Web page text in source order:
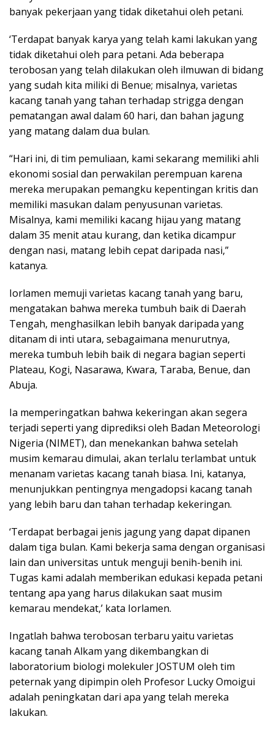
banyak pekerjaan yang tidak diketahui oleh petani.
‘Terdapat banyak karya yang telah kami lakukan yang
tidak diketahui oleh para petani. Ada beberapa
terobosan yang telah dilakukan oleh ilmuwan di bidang
yang sudah kita miliki di Benue; misalnya, varietas
kacang tanah yang tahan terhadap strigga dengan
pematangan awal dalam 60 hari, dan bahan jagung
yang matang dalam dua bulan.
“Hari ini, di tim pemuliaan, kami sekarang memiliki ahli
ekonomi sosial dan perwakilan perempuan karena
mereka merupakan pemangku kepentingan kritis dan
memiliki masukan dalam penyusunan varietas.
Misalnya, kami memiliki kacang hijau yang matang
dalam 35 menit atau kurang, dan ketika dicampur
dengan nasi, matang lebih cepat daripada nasi,”
katanya.
Iorlamen memuji varietas kacang tanah yang baru,
mengatakan bahwa mereka tumbuh baik di Daerah
Tengah, menghasilkan lebih banyak daripada yang
ditanam di inti utara, sebagaimana menurutnya,
mereka tumbuh lebih baik di negara bagian seperti
Plateau, Kogi, Nasarawa, Kwara, Taraba, Benue, dan
Abuja.
Ia memperingatkan bahwa kekeringan akan segera
terjadi seperti yang diprediksi oleh Badan Meteorologi
Nigeria (NIMET), dan menekankan bahwa setelah
musim kemarau dimulai, akan terlalu terlambat untuk
menanam varietas kacang tanah biasa. Ini, katanya,
menunjukkan pentingnya mengadopsi kacang tanah
yang lebih baru dan tahan terhadap kekeringan.
‘Terdapat berbagai jenis jagung yang dapat dipanen
dalam tiga bulan. Kami bekerja sama dengan organisasi
lain dan universitas untuk menguji benih-benih ini.
Tugas kami adalah memberikan edukasi kepada petani
tentang apa yang harus dilakukan saat musim
kemarau mendekat,’ kata Iorlamen.
Ingatlah bahwa terobosan terbaru yaitu varietas
kacang tanah Alkam yang dikembangkan di
laboratorium biologi molekuler JOSTUM oleh tim
peternak yang dipimpin oleh Profesor Lucky Omoigui
adalah peningkatan dari apa yang telah mereka
lakukan.